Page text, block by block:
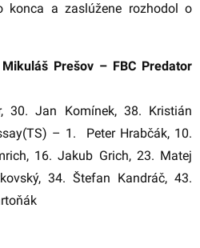
konca a zaslúžene rozhodol o
Prešov – FBC Predator
30. Jan Komínek, 38. Kristián
– 1. Peter Hrabčák, 10.
16. Jakub Grich, 23. Matej
34. Štefan Kandráč, 43.